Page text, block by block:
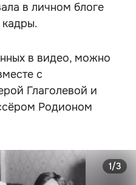
в личном блоге
кадры.
в видео, можно
с
Глаголевой и
Родионом
1/3